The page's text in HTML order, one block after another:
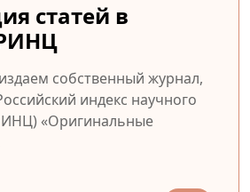
статей в
собственный журнал,
индекс научного
«Оригинальные